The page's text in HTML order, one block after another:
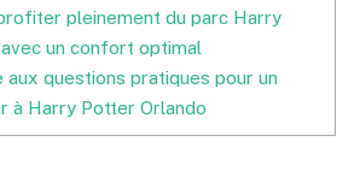
pleinement du parc Harry
un confort optimal
aux questions pratiques pour un
à Harry Potter Orlando